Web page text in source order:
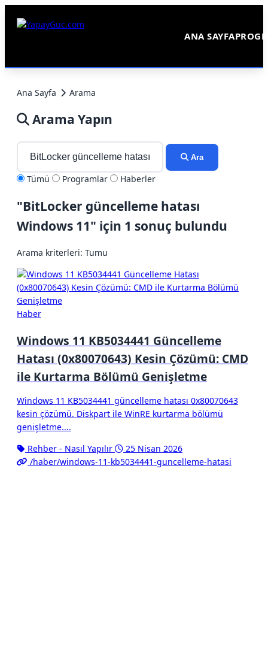
ANA SAYFA
Ana Sayfa Arama
Arama Yapın
Ara
Tümü Programlar Haberler
"BitLocker güncelleme hatası
Windows 11" için 1 sonuç bulundu
Arama kriterleri: Tumu
Haber
Windows 11 KB5034441 Güncelleme
Hatası (0x80070643) Kesin Çözümü: CMD
ile Kurtarma Bölümü Genişletme
Windows 11 KB5034441 güncelleme hatası 0x80070643
kesin çözümü. Diskpart ile WinRE kurtarma bölümü
genişletme....
Rehber - Nasıl Yapılır
25 Nisan 2026
/haber/windows-11-kb5034441-guncelleme-hatasi